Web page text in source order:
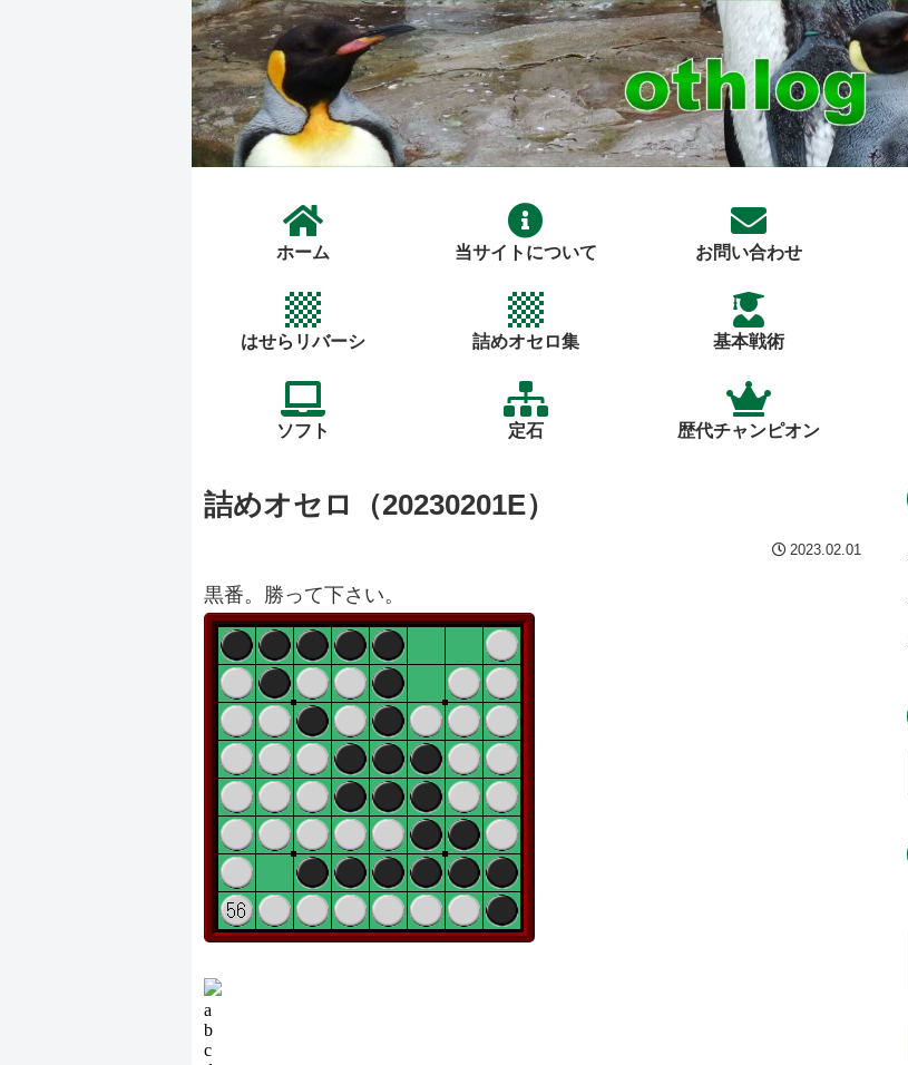
ホーム 当サイトについて お問い合わせ
はせらリバーシ 詰めオセロ集 基本戦術
ソフト 定石 歴代チャンピオン
詰めオセロ（20230201E）
2023.02.01
黒番。勝って下さい。